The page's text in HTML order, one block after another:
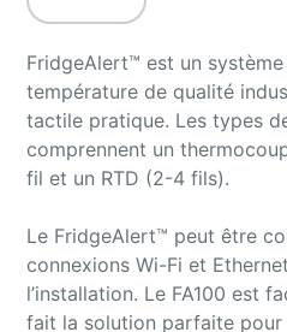
FridgeAlert™ est un
température de qualité
tactile pratique. Les types
comprennent un
fil et un RTD (2-4 fils).
Le FridgeAlert™ peut être
connexions Wi-Fi et
l’installation. Le FA100 est
fait la solution parfaite pour